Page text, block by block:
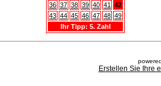
36 37 38 39 40 41
42
43 44 45 46 47 48 49
Ihr Tipp: 5. Zahl
Erstellen Sie Ihre